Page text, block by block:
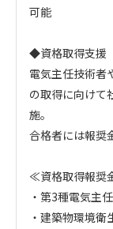
可能
◆資格取得支援
電気主任技術者
の取得に向けて
施。
合格者には報奨
≪資格取得報奨
・第3種電気主
・建築物環境